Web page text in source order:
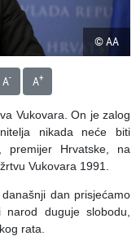
© AA
A- A+
Vukovara. On je zalog
nikada neće biti
premijer Hrvatske, na
Vukovara 1991.
dan prisjećamo
duguje slobodu,
rata.